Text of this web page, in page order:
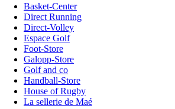
Basket-Center
Direct Running
Direct-Volley
Espace Golf
Foot-Store
Galopp-Store
Golf and co
Handball-Store
House of Rugby
La sellerie de Maé